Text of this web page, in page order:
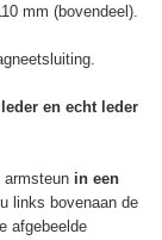
mm (bovendeel).
en echt leder
armsteun in een
links bovenaan de
afgebeelde